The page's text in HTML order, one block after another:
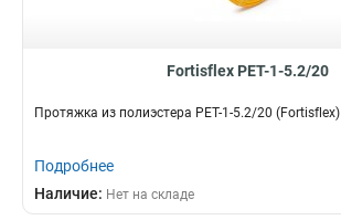
Fortisflex PET-1-5.2/20
Протяжка из полиэстера PET-1-5.2/20 (Fortisflex)
Подробнее
Наличие: Нет на складе